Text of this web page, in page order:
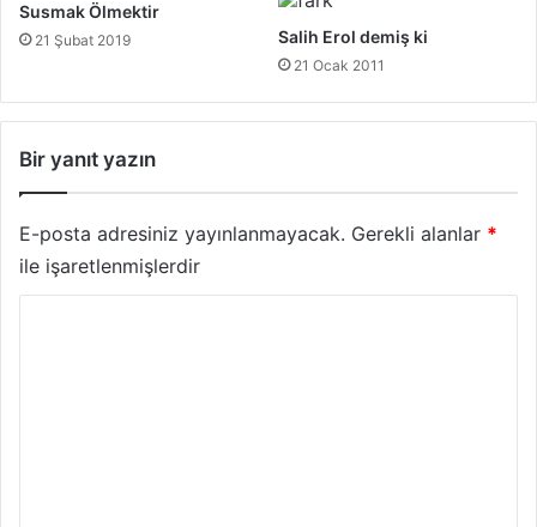
Susmak Ölmektir
21 Şubat 2019 Salih Erol demiş ki
21 Ocak 2011
Bir yanıt yazın
E-posta adresiniz yayınlanmayacak. Gerekli alanlar *
ile işaretlenmişlerdir